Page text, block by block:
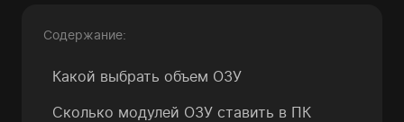
Содержание:
Какой выбрать объем ОЗУ
Сколько модулей ОЗУ ставить в ПК